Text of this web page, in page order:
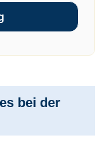
bei der